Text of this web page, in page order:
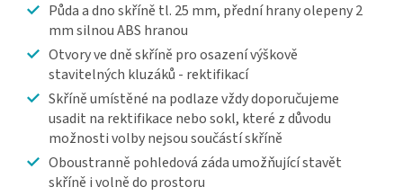
Půda a dno skříně tl. 25 mm, přední hrany olepeny 2
mm silnou ABS hranou
Otvory ve dně skříně pro osazení výškově
stavitelných kluzáků - rektifikací
Skříně umístěné na podlaze vždy doporučujeme
usadit na rektifikace nebo sokl, které z důvodu
možnosti volby nejsou součástí skříně
Oboustranně pohledová záda umožňující stavět
skříně i volně do prostoru